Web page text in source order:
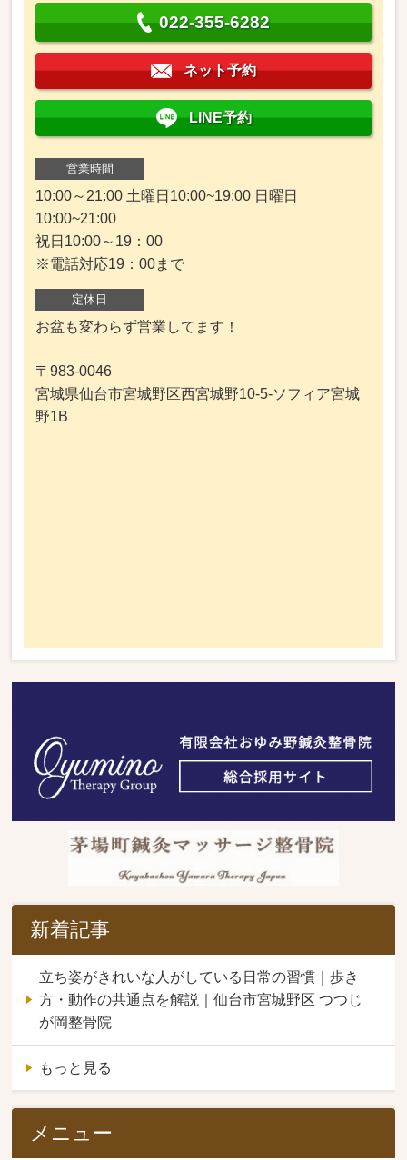
022-355-6282
ネット予約
LINE予約
営業時間
10:00～21:00 土曜日10:00~19:00 日曜日
10:00~21:00
祝日10:00～19：00
※電話対応19：00まで
定休日
お盆も変わらず営業してます！
〒983-0046
宮城県仙台市宮城野区西宮城野10-5-ソフィア宮城
野1B
新着記事
立ち姿がきれいな人がしている日常の習慣｜歩き
方・動作の共通点を解説｜仙台市宮城野区 つつじ
が岡整骨院
もっと見る
メニュー